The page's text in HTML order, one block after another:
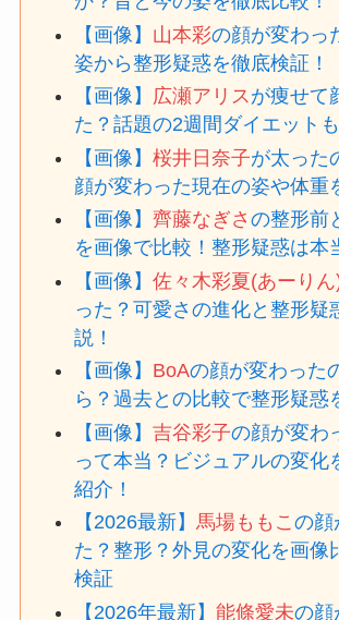
【画像】 山本彩の顔が変わっ
姿から整形疑惑を徹底検証！
【画像】 広瀬アリスが痩せて
た？話題の2週間ダイエットも
【画像】桜井日奈子が太った
顔が変わった現在の姿や体重
【画像】齊藤なぎさの整形前
を画像で比較！整形疑惑は本
【画像】佐々木彩夏(あーり
った？可愛さの進化と整形疑
説！
【画像】 BoAの顔が変わった
ら？過去との比較で整形疑惑
【画像】吉谷彩子の顔が変わ
って本当？ビジュアルの変化
紹介！
【2026最新】馬場ももこの顔
た？整形？外見の変化を画像
検証
【2026年最新】能條愛未の顔